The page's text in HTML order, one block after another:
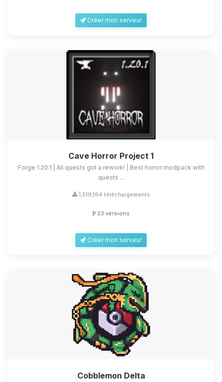
Créer mon serveur
Cave Horror Project 1
Forge 1.20.1 | All quests got a rework! | Best horror modpack with
quests ...
1,519,194 téléchargements
23 versions
Créer mon serveur
Cobblemon Delta